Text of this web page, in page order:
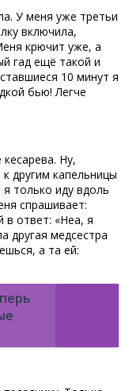
У меня уже третьи
включила,
крючит уже, а
гад ещё такой и
10 минут я
бью! Легче
Ну,
другим капельницы
только иду вдоль
спрашивает:
в ответ: «Неа, я
другая медсестра
а та ей: